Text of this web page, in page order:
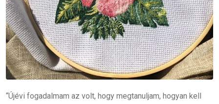
“Újévi fogadalmam az volt, hogy megtanuljam, hogyan kell